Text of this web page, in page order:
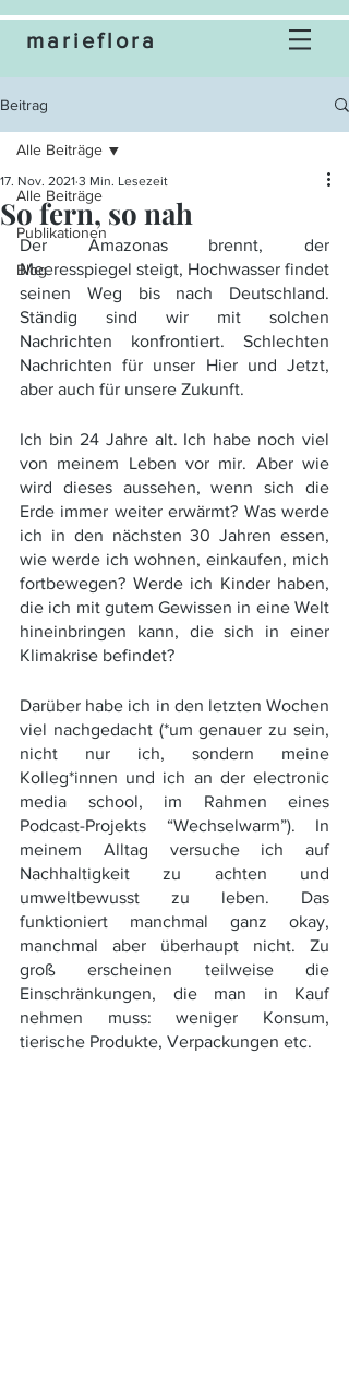
marieflora
Beitrag
Alle Beiträge
Publikationen
Blog
Alle Beiträge
So fern, so nah
17. Nov. 2021 3 Min. Lesezeit
Der Amazonas brennt, der
Meeresspiegel steigt, Hochwasser findet
seinen Weg bis nach Deutschland.
Ständig sind wir mit solchen
Nachrichten konfrontiert. Schlechten
Nachrichten für unser Hier und Jetzt,
aber auch für unsere Zukunft.
Ich bin 24 Jahre alt. Ich habe noch viel
von meinem Leben vor mir. Aber wie
wird dieses aussehen, wenn sich die
Erde immer weiter erwärmt? Was werde
ich in den nächsten 30 Jahren essen,
wie werde ich wohnen, einkaufen, mich
fortbewegen? Werde ich Kinder haben,
die ich mit gutem Gewissen in eine Welt
hineinbringen kann, die sich in einer
Klimakrise befindet?
Darüber habe ich in den letzten Wochen
viel nachgedacht (*um genauer zu sein,
nicht nur ich, sondern meine
Kolleg*innen und ich an der electronic
media school, im Rahmen eines
Podcast-Projekts “Wechselwarm”). In
meinem Alltag versuche ich auf
Nachhaltigkeit zu achten und
umweltbewusst zu leben. Das
funktioniert manchmal ganz okay,
manchmal aber überhaupt nicht. Zu
groß erscheinen teilweise die
Einschränkungen, die man in Kauf
nehmen muss: weniger Konsum,
tierische Produkte, Verpackungen etc.